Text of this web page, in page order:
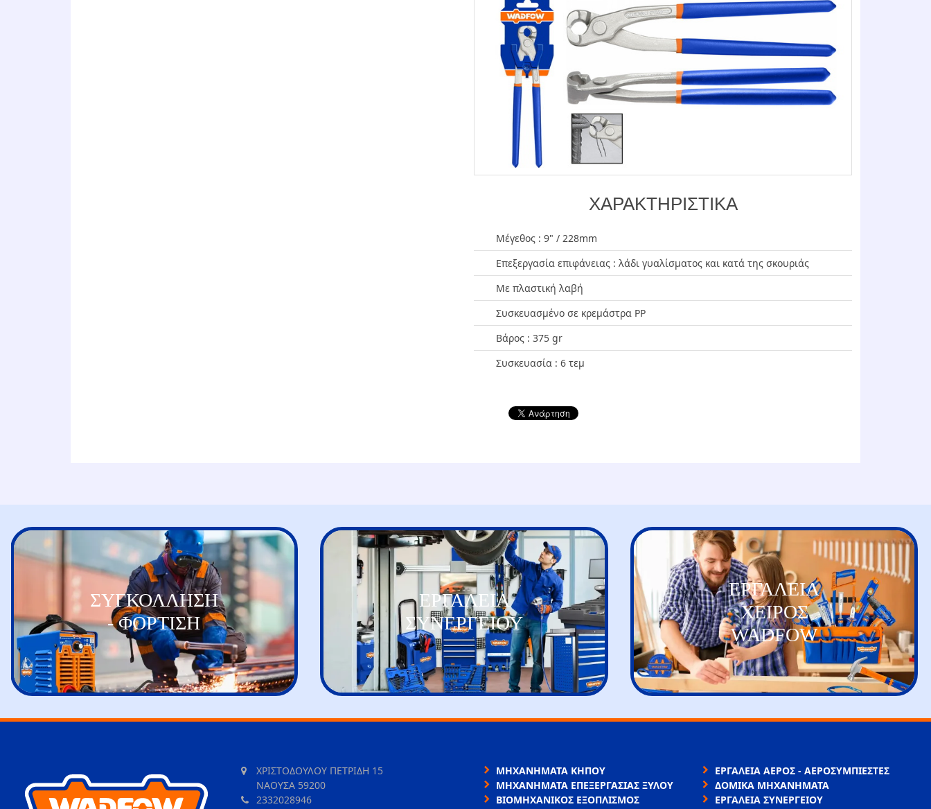
ΧΑΡΑΚΤΗΡΙΣΤΙΚΑ
Μέγεθος : 9" / 228mm
Επεξεργασία επιφάνειας : λάδι γυαλίσματος και κατά της σκουριάς
Με πλαστική λαβή
Συσκευασμένο σε κρεμάστρα PP
Βάρος : 375 gr
Συσκευασία : 6 τεμ
ΣΥΓΚΟΛΛΗΣΗ
- ΦΟΡΤΙΣΗ
ΕΡΓΑΛΕΙΑ
ΣΥΝΕΡΓΕΙΟΥ
ΕΡΓΑΛΕΙΑ
ΧΕΙΡΟΣ
WADFOW
ΧΡΙΣΤΟΔΟΥΛΟΥ ΠΕΤΡΙΔΗ 15
ΝΑΟΥΣΑ 59200
2332028946
ΜΗΧΑΝΗΜΑΤΑ ΚΗΠΟΥ
ΜΗΧΑΝΗΜΑΤΑ ΕΠΕΞΕΡΓΑΣΙΑΣ ΞΥΛΟΥ
ΒΙΟΜΗΧΑΝΙΚΟΣ ΕΞΟΠΛΙΣΜΟΣ
ΕΡΓΑΛΕΙΑ ΑΕΡΟΣ - ΑΕΡΟΣΥΜΠΙΕΣΤΕΣ
ΔΟΜΙΚΑ ΜΗΧΑΝΗΜΑΤΑ
ΕΡΓΑΛΕΙΑ ΣΥΝΕΡΓΕΙΟΥ